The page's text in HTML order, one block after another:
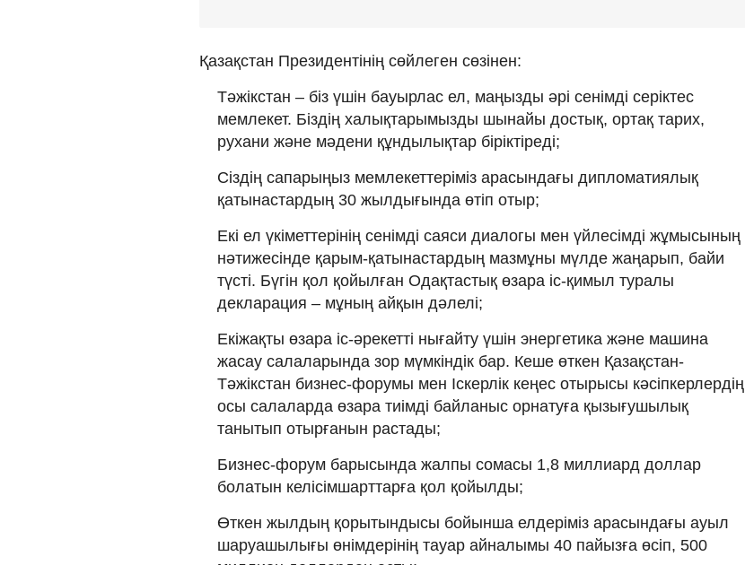
Қазақстан Президентінің сөйлеген сөзінен:
Тәжікстан – біз үшін бауырлас ел, маңызды әрі сенімді серіктес
мемлекет. Біздің халықтарымызды шынайы достық, ортақ тарих,
рухани және мәдени құндылықтар біріктіреді;
Сіздің сапарыңыз мемлекеттеріміз арасындағы дипломатиялық
қатынастардың 30 жылдығында өтіп отыр;
Екі ел үкіметтерінің сенімді саяси диалогы мен үйлесімді жұмысының
нәтижесінде қарым-қатынастардың мазмұны мүлде жаңарып, байи
түсті. Бүгін қол қойылған Одақтастық өзара іс-қимыл туралы
декларация – мұның айқын дәлелі;
Екіжақты өзара іс-әрекетті нығайту үшін энергетика және машина
жасау салаларында зор мүмкіндік бар. Кеше өткен Қазақстан-
Тәжікстан бизнес-форумы мен Іскерлік кеңес отырысы кәсіпкерлердің
осы салаларда өзара тиімді байланыс орнатуға қызығушылық
танытып отырғанын растады;
Бизнес-форум барысында жалпы сомасы 1,8 миллиард доллар
болатын келісімшарттарға қол қойылды;
Өткен жылдың қорытындысы бойынша елдеріміз арасындағы ауыл
шаруашылығы өнімдерінің тауар айналымы 40 пайызға өсіп, 500